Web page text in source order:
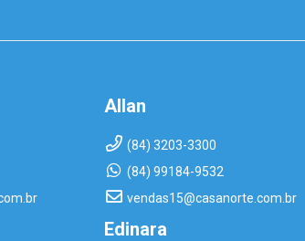
Allan
(84) 3203-3300
(84) 99184-9532
vendas15@casanorte.com.br
Edinara